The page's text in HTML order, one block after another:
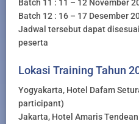
Batch 11 : 11 – 12 November
Batch 12 : 16 – 17 Desember
Jadwal tersebut dapat
peserta
Lokasi Training Tahun
Yogyakarta, Hotel Dafam
participant)
Jakarta, Hotel Amaris